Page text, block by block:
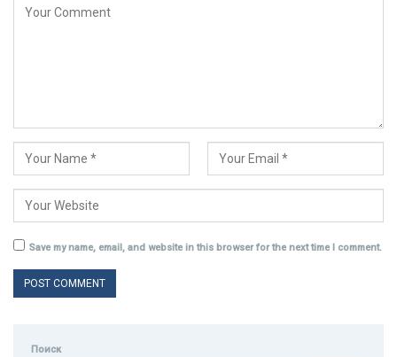
Save my name, email, and website in this browser for the next time I comment.
Поиск